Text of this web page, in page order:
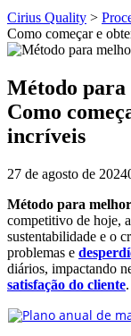
Cirius Quality >
Como começar e
Método para
Como
incríveis
27 de agosto de 2024
Método para
competitivo de hoje, a
sustentabilidade e o
problemas e
diários, impactando
satisfação do cliente.